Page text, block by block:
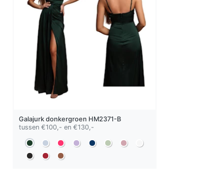
Galajurkdonkergroen HM2371-B
tussen €100,- en €130,-